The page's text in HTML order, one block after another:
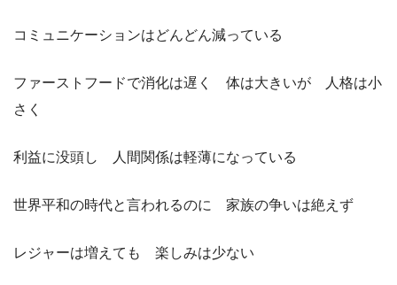
コミュニケーションはどんどん減っている
ファーストフードで消化は遅く 体は大きいが 人格は小
さく
利益に没頭し 人間関係は軽薄になっている
世界平和の時代と言われるのに 家族の争いは絶えず
レジャーは増えても 楽しみは少ない